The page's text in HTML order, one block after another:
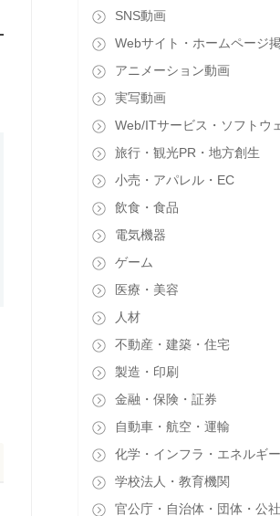
SNS動画
Webサイト・ホームページ
アニメーション動画
実写動画
Web/ITサービス・ソフトウ
旅行・観光PR・地方創生
小売・アパレル・EC
飲食・食品
電気機器
ゲーム
医療・美容
人材
不動産・建築・住宅
製造・印刷
金融・保険・証券
自動車・航空・運輸
化学・インフラ・エネルギー
学校法人・教育機関
官公庁・自治体・団体・公社